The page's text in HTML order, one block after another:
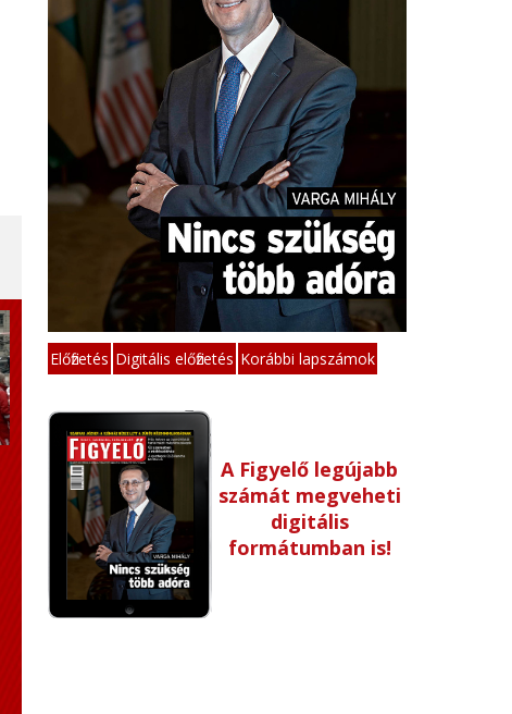
Előfizetés Digitális előfizetés Korábbi lapszámok
A Figyelő legújabb
számát megveheti
digitális
formátumban is!